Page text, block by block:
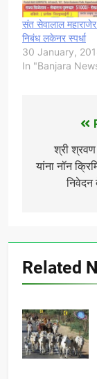
संत सेवालाल
निबंध लकेनर स्पर्धा
30 January,
In "Banjara
श्री श्रवण
यांना नॉन
Related